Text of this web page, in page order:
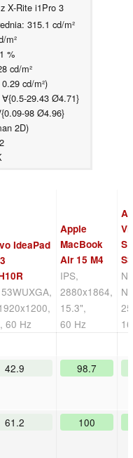
X-Rite i1Pro 3
315.1 cd/m²
m²
%
cd/m²
cd/m²)
29.43 Ø4.71}
98 Ø4.96}
2D)
IdeaPad
60 Hz
Apple
MacBook
Air 15 M4
IPS,
2880x1864,
15.3",
60 Hz
42.9 98.7
61.2 100